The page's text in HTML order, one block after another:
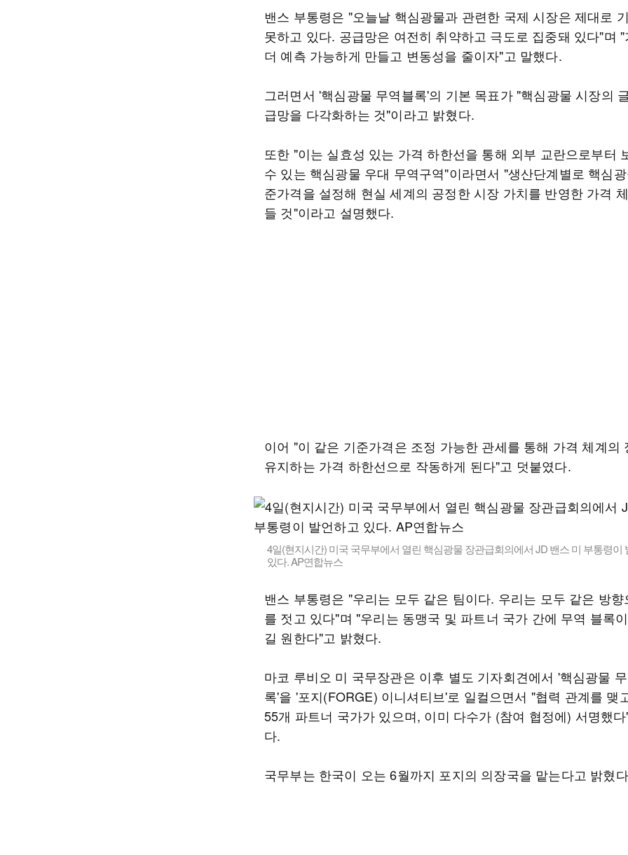
밴스 부통령은 "오늘날 핵심광물과 관련한 국제 시장은 제대로
못하고 있다. 공급망은 여전히 취약하고 극도로 집중돼 있다"며
더 예측 가능하게 만들고 변동성을 줄이자"고 말했다.
그러면서 '핵심광물 무역블록'의 기본 목표가 "핵심광물 시장의
급망을 다각화하는 것"이라고 밝혔다.
또한 "이는 실효성 있는 가격 하한선을 통해 외부 교란으로부터
수 있는 핵심광물 우대 무역구역"이라면서 "생산단계별로 핵심
준가격을 설정해 현실 세계의 공정한 시장 가치를 반영한 가격
들 것"이라고 설명했다.
이어 "이 같은 기준가격은 조정 가능한 관세를 통해 가격 체계의
유지하는 가격 하한선으로 작동하게 된다"고 덧붙였다.
4일(현지시간) 미국 국무부에서 열린 핵심광물 장관급회의에서 JD 밴스 미 부통령이
있다. AP연합뉴스
밴스 부통령은 "우리는 모두 같은 팀이다. 우리는 모두 같은 방향
를 젓고 있다"며 "우리는 동맹국 및 파트너 국가 간에 무역 블록
길 원한다"고 밝혔다.
마코 루비오 미 국무장관은 이후 별도 기자회견에서 '핵심광물
록'을 '포지(FORGE) 이니셔티브'로 일컬으면서 "협력 관계를 맺
55개 파트너 국가가 있으며, 이미 다수가 (참여 협정에) 서명했
다.
국무부는 한국이 오는 6월까지 포지의 의장국을 맡는다고 밝혔